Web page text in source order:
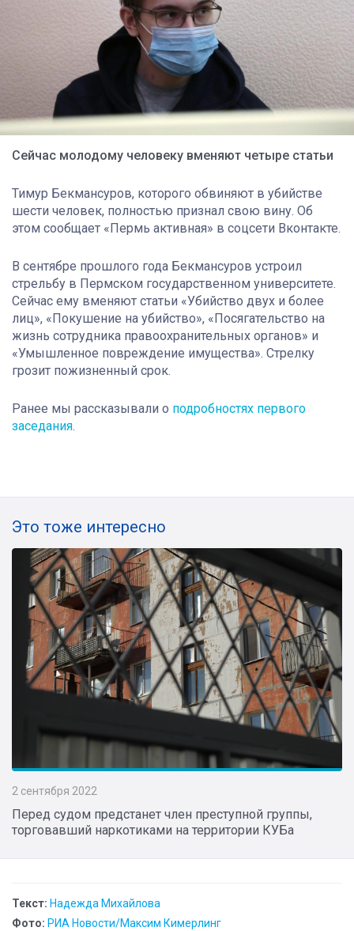
Сейчас молодому человеку вменяют четыре статьи
Тимур Бекмансуров, которого обвиняют в убийстве
шести человек, полностью признал свою вину. Об
этом сообщает «Пермь активная» в соцсети Вконтакте.
В сентябре прошлого года Бекмансуров устроил
стрельбу в Пермском государственном университете.
Сейчас ему вменяют статьи «Убийство двух и более
лиц», «Покушение на убийство», «Посягательство на
жизнь сотрудника правоохранительных органов» и
«Умышленное повреждение имущества». Стрелку
грозит пожизненный срок.
Ранее мы рассказывали о подробностях первого
заседания.
Это тоже интересно
2 сентября 2022
Перед судом предстанет член преступной группы,
торговавший наркотиками на территории КУБа
Текст: Надежда Михайлова
Фото: РИА Новости/Максим Кимерлинг